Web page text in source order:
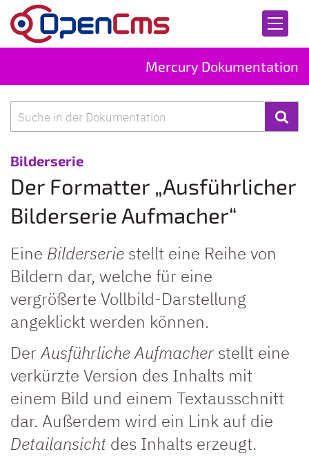
Zum Inhalt springen
Mercury Dokumentation
Bilderserie:
Der Formatter „Ausführlicher
Bilderserie Aufmacher“
Eine Bilderserie stellt eine Reihe von
Bildern dar, welche für eine
vergrößerte Vollbild-Darstellung
angeklickt werden können.
DerAusführliche Aufmacher stellt eine
verkürzte Version des Inhalts mit
einem Bild und einem Textausschnitt
dar. Außerdem wird ein Link auf die
Detailansicht des Inhalts erzeugt.
Suche